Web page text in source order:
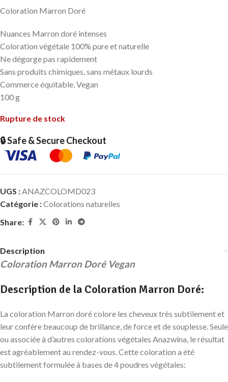
Coloration Marron Doré
Nuances Marron doré intenses
Coloration végétale 100% pure et naturelle
Ne dégorge pas rapidement
Sans produits chimiques, sans métaux lourds
Commerce équitable, Vegan
100 g
Rupture de stock
🔒 Safe & Secure Checkout
UGS :ANAZCOLOMD023
Catégorie :Colorations naturelles
Share:
Description
Coloration Marron Doré Vegan
Description de la Coloration Marron Doré:
La coloration Marron doré colore les cheveux très subtilement et
leur confère beaucoup de brillance, de force et de souplesse. Seule
ou associée à d’autres colorations végétales Anazwina, le résultat
est agréablement au rendez-vous. Cette coloration a été
subtilement formulée à bases de 4 poudres végétales: